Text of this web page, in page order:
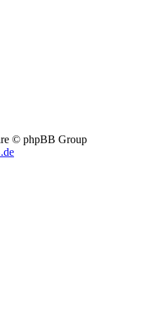
© phpBB Group